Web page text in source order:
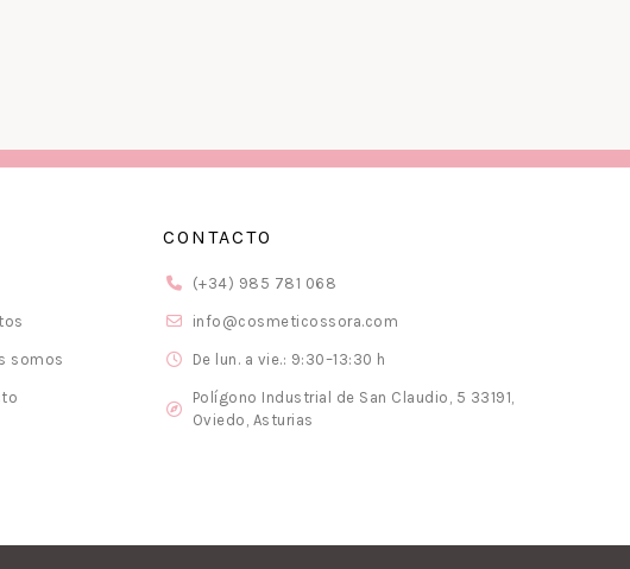
somos
CONTACTO
(+34) 985 781 068
info@cosmeticossora.com
De lun. a vie.: 9:30–13:30 h
Polígono Industrial de San Claudio, 5 33191,
Oviedo, Asturias